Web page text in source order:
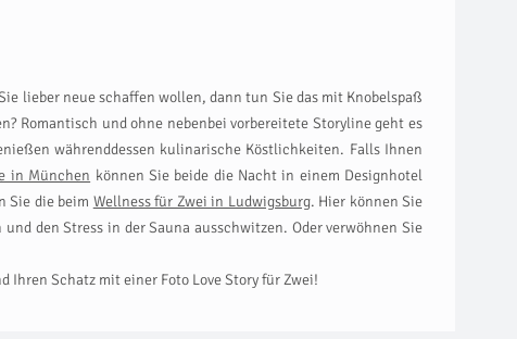
lieber neue schaffen wollen, dann tun Sie das mit Knobelspaß
Romantisch und ohne nebenbei vorbereitete Storyline geht es
währenddessen kulinarische Köstlichkeiten. Falls Ihnen
in München können Sie beide die Nacht in einem Designhotel
Sie die beim Wellness für Zwei in Ludwigsburg. Hier können Sie
den Stress in der Sauna ausschwitzen. Oder verwöhnen Sie
Ihren Schatz mit einer Foto Love Story für Zwei!